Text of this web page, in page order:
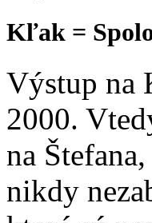
Kľak =
Výstup na
2000.
na
nikdy